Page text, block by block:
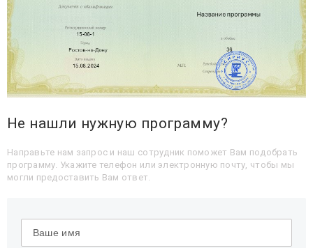
Не нашли нужную программу?
Направьте нам запрос и наш сотрудник поможет Вам подобрать
программу. Укажите телефон или электронную почту, чтобы мы
могли предоставить Вам ответ.